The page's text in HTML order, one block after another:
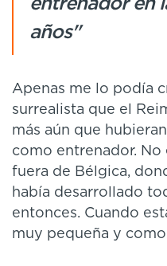
entrenador en
años"
Apenas me lo podía
surrealista que el
más aún que
como entrenador.
fuera de Bélgica,
había desarrollado
entonces. Cuando
muy pequeña y